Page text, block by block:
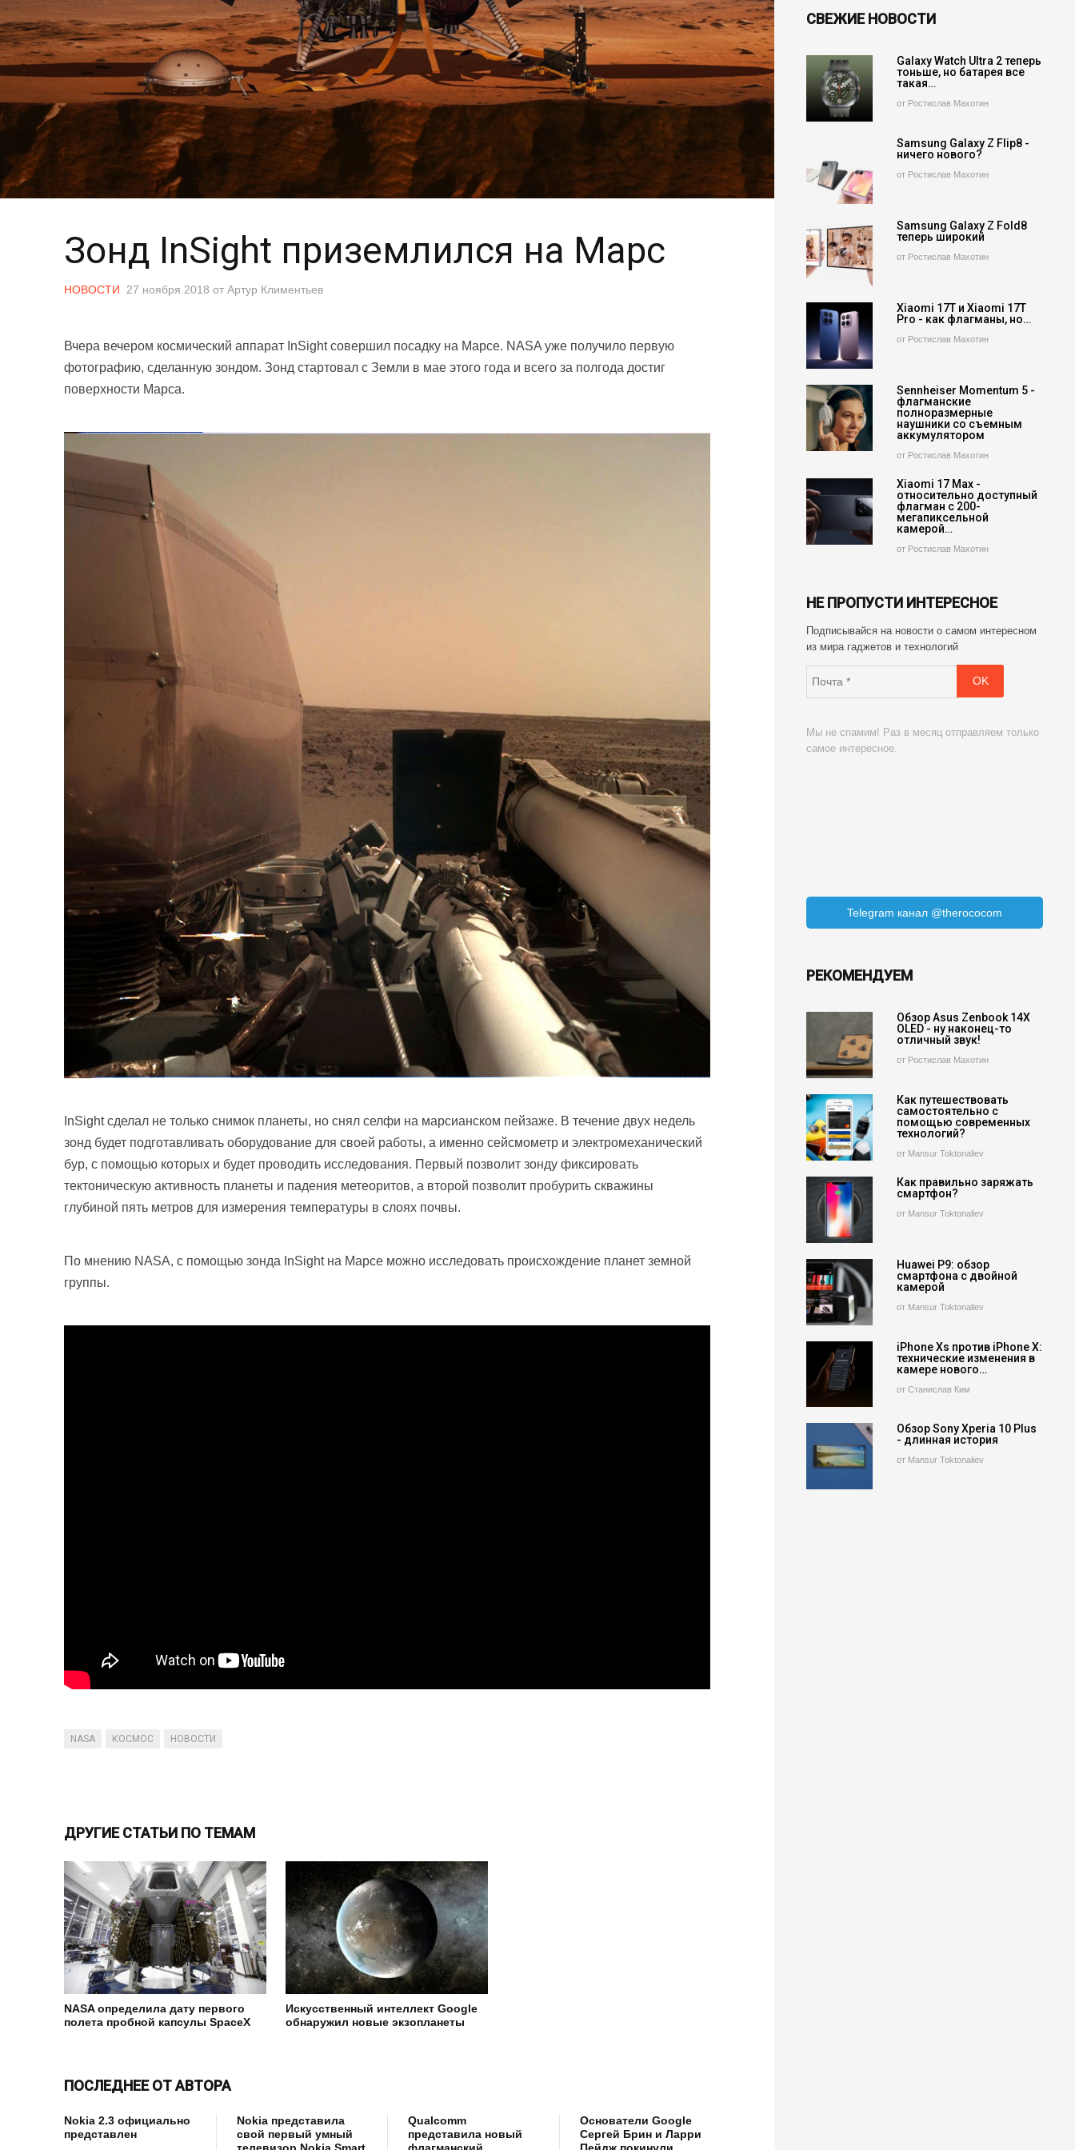
Зонд InSight приземлился на Марс
НОВОСТИ 27 ноября 2018 от Артур Климентьев
Вчера вечером космический аппарат InSight совершил посадку на Марсе. NASA уже получило первую
фотографию, сделанную зондом. Зонд стартовал с Земли в мае этого года и всего за полгода достиг
поверхности Марса.
InSight сделал не только снимок планеты, но снял селфи на марсианском пейзаже. В течение двух недель
зонд будет подготавливать оборудование для своей работы, а именно сейсмометр и электромеханический
бур, с помощью которых и будет проводить исследования. Первый позволит зонду фиксировать
тектоническую активность планеты и падения метеоритов, а второй позволит пробурить скважины
глубиной пять метров для измерения температуры в слоях почвы.
По мнению NASA, с помощью зонда InSight на Марсе можно исследовать происхождение планет земной
группы.
NASA КОСМОС НОВОСТИ
ДРУГИЕ СТАТЬИ ПО ТЕМАМ
NASA определила дату первого
полета пробной капсулы SpaceX
Искусственный интеллект Google
обнаружил новые экзопланеты
ПОСЛЕДНЕЕ ОТ АВТОРА
Nokia 2.3 официально
представлен
Nokia представила
свой первый умный
телевизор Nokia Smart
Qualcomm
представила новый
флагманский
Основатели Google
Сергей Брин и Ларри
Пейдж покинули
СВЕЖИЕ НОВОСТИ
Galaxy Watch Ultra 2 теперь
тоньше, но батарея все
такая…
от Ростислав Махотин
Samsung Galaxy Z Flip8 -
ничего нового?
от Ростислав Махотин
Samsung Galaxy Z Fold8
теперь широкий
от Ростислав Махотин
Xiaomi 17T и Xiaomi 17T
Pro - как флагманы, но…
от Ростислав Махотин
Sennheiser Momentum 5 -
флагманские
полноразмерные
наушники со съемным
аккумулятором
от Ростислав Махотин
Xiaomi 17 Max -
относительно доступный
флагман с 200-
мегапиксельной
камерой…
от Ростислав Махотин
НЕ ПРОПУСТИ ИНТЕРЕСНОЕ
Подписывайся на новости о самом интересном
из мира гаджетов и технологий
Мы не спамим! Раз в месяц отправляем только
самое интересное.
Telegram канал @therococom
РЕКОМЕНДУЕМ
Обзор Asus Zenbook 14X
OLED - ну наконец-то
отличный звук!
от Ростислав Махотин
Как путешествовать
самостоятельно с
помощью современных
технологий?
от Mansur Toktonaliev
Как правильно заряжать
смартфон?
от Mansur Toktonaliev
Huawei P9: обзор
смартфона с двойной
камерой
от Mansur Toktonaliev
iPhone Xs против iPhone X:
технические изменения в
камере нового…
от Станислав Ким
Обзор Sony Xperia 10 Plus
- длинная история
от Mansur Toktonaliev